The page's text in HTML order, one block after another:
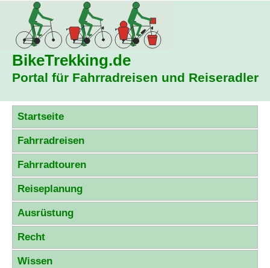
BikeTrekking.de
Portal für Fahrradreisen und Reiseradler
Startseite
Fahrradreisen
Fahrradtouren
Reiseplanung
Ausrüstung
Recht
Wissen